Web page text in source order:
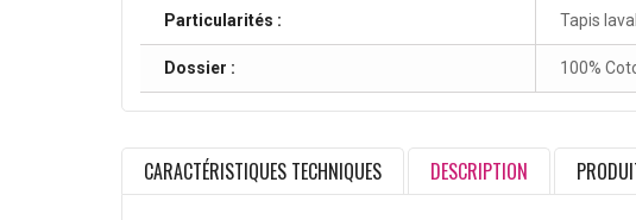
Particularités : Tapis
Dossier : 100%
CARACTÉRISTIQUES TECHNIQUES DESCRIPTION